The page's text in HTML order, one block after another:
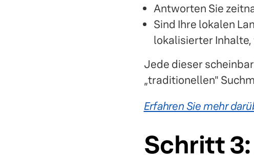
Antworten Sie
Sind Ihre lokalen
lokalisierter Inhalte,
Jede dieser
„traditionellen"
Erfahren Sie mehr
Schritt